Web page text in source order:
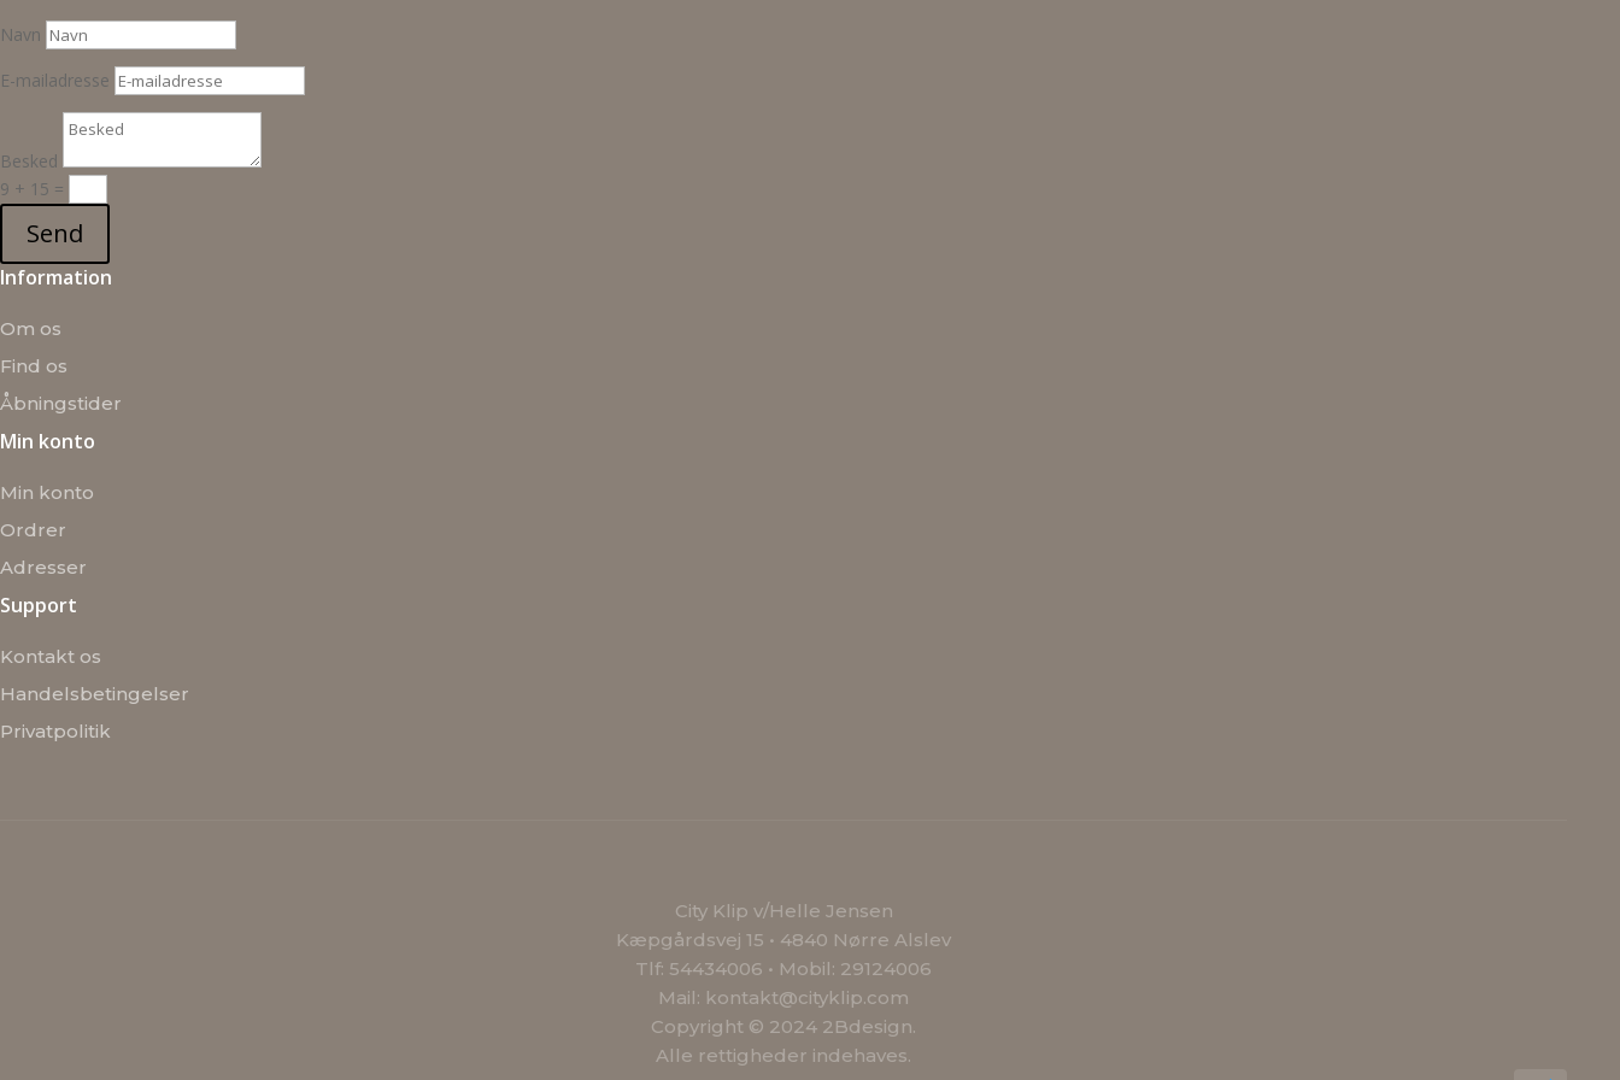
Navn
E-mailadresse
Besked
9 + 15 =
Send
Information
Om os
Find os
Åbningstider
Min konto
Min konto
Ordrer
Adresser
Support
Kontakt os
Handelsbetingelser
Privatpolitik
City Klip v/Helle Jensen
Kæpgårdsvej 15 • 4840 Nørre Alslev
Tlf: 54434006 • Mobil: 29124006
Mail: kontakt@cityklip.com
Copyright © 2024 2Bdesign.
Alle rettigheder indehaves.